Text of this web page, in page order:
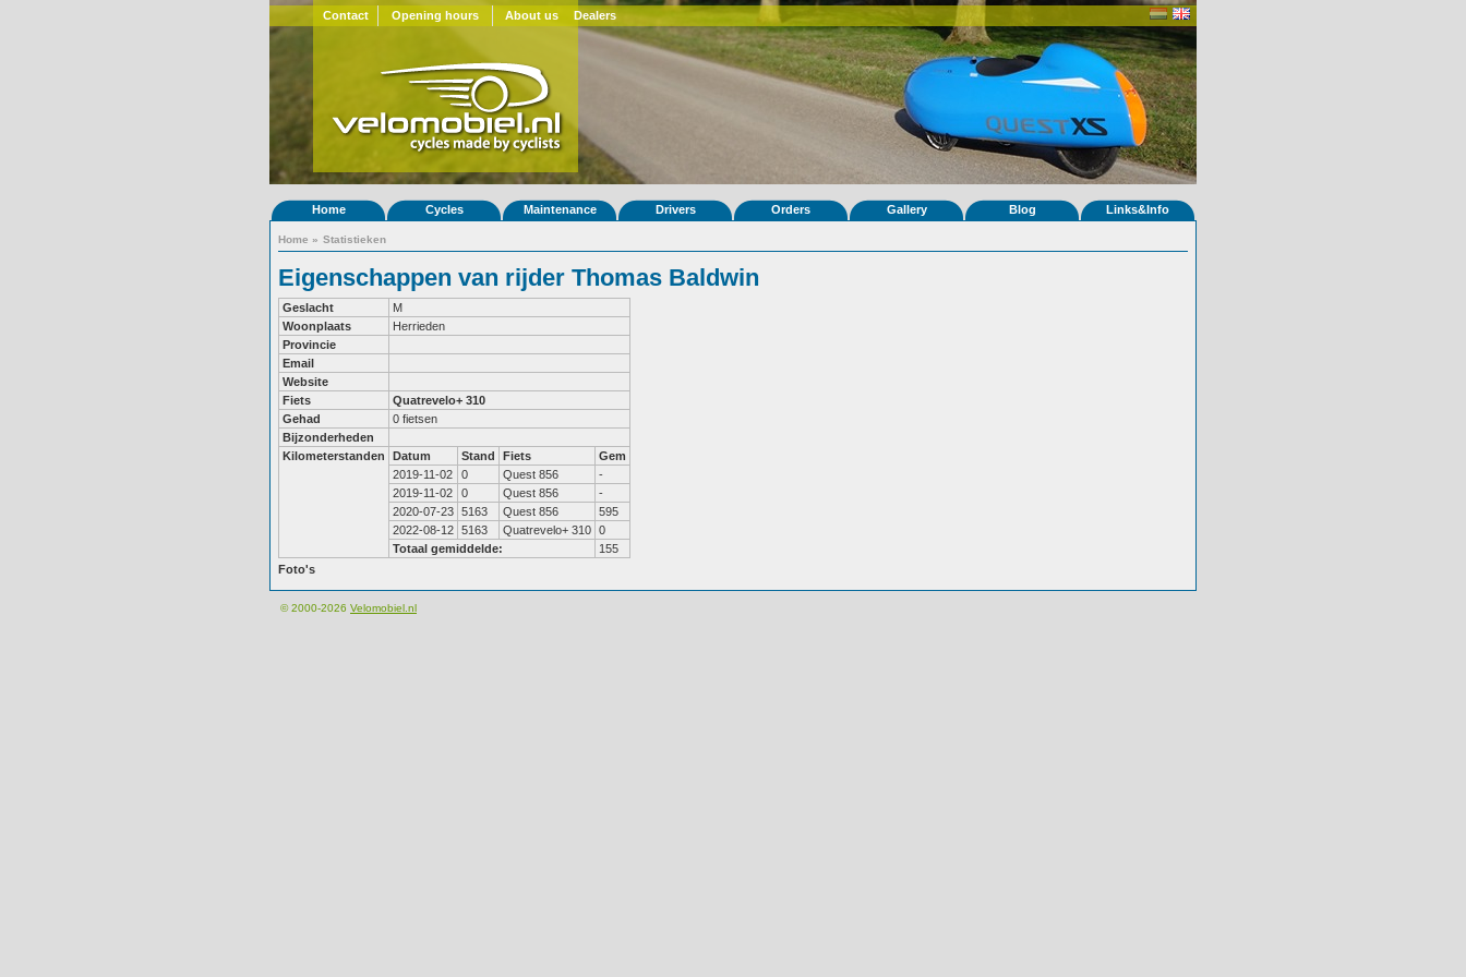
Contact Opening hours About us Dealers
Home Cycles Maintenance Drivers Orders Gallery Blog Links&Info
Home » Statistieken
Eigenschappen van rijder Thomas Baldwin
Geslacht
M
Woonplaats
Herrieden
Provincie
Email
Website
Fiets
Quatrevelo+ 310
Gehad
0 fietsen
Bijzonderheden
Kilometerstanden
Datum Stand Fiets
Gem
2019-11-02
0 Quest 856
-
2019-11-02
0 Quest 856
-
2020-07-23 5163 Quest 856
595
2022-08-12 5163 Quatrevelo+ 310 0
Totaal gemiddelde:
155
Foto's
© 2000-2026 Velomobiel.nl